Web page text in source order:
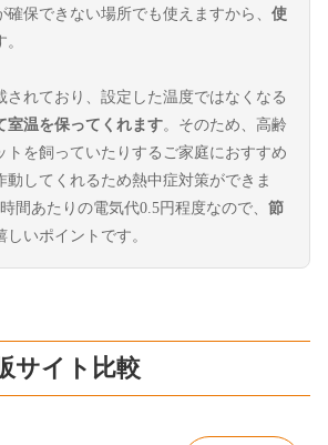
保できない場所でも使えますから、 使
。
されており、設定した温度ではなくなる
室温を保ってくれます。そのため、高齢
トを飼っていたりするご家庭におすすめ
動してくれるため熱中症対策ができま
間あたりの電気代0.5円程度なので、 節
しいポイントです。
サイト比較